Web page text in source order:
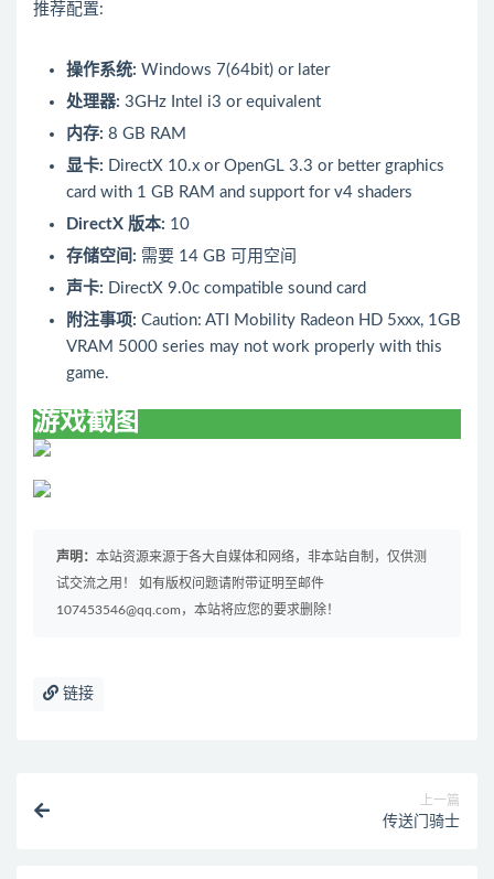
推荐配置:
操作系统: Windows 7(64bit) or later
处理器: 3GHz Intel i3 or equivalent
内存: 8 GB RAM
显卡: DirectX 10.x or OpenGL 3.3 or better graphics
card with 1 GB RAM and support for v4 shaders
DirectX 版本: 10
存储空间: 需要 14 GB 可用空间
声卡: DirectX 9.0c compatible sound card
附注事项: Caution: ATI Mobility Radeon HD 5xxx, 1GB
VRAM 5000 series may not work properly with this
game.
游戏截图
声明： 本站资源来源于各大自媒体和网络，非本站自制，仅供测
试交流之用！ 如有版权问题请附带证明至邮件
107453546@qq.com，本站将应您的要求删除！
链接
上一篇
传送门骑士